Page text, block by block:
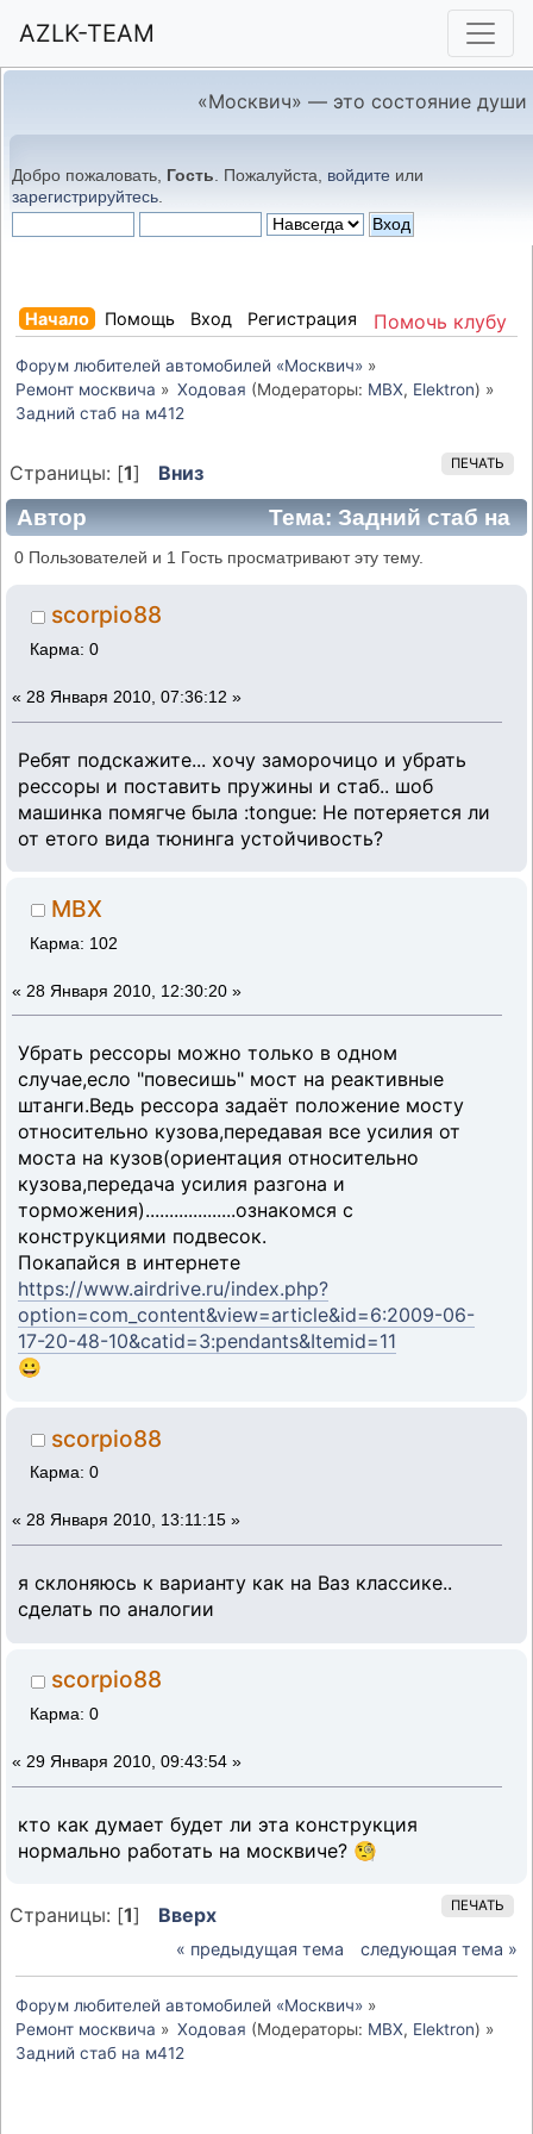
AZLK-TEAM
«Москвич» — это состояние души
Добро пожаловать, Гость . Пожалуйста, войдите или
зарегистрируйтесь
Помочь клубу
Начало Помощь Вход Регистрация
Форум любителей автомобилей «Москвич» »
Ремонт москвича » Ходовая (Модераторы: MBX, Elektron) »
Задний стаб на м412
ПЕЧАТЬ
Страницы: [1] Вниз
Автор
Тема: Задний стаб на
м412 (Прочитано 2420 раз)
0 Пользователей и 1 Гость просматривают эту тему.
scorpio88
Карма: 0
« 28 Января 2010, 07:36:12 »
Ребят подскажите... хочу заморочицо и убрать
рессоры и поставить пружины и стаб.. шоб
машинка помягче была :tongue: Не потеряется ли
от етого вида тюнинга устойчивость?
MBX
Карма: 102
« 28 Января 2010, 12:30:20 »
Убрать рессоры можно только в одном
случае,есло "повесишь" мост на реактивные
штанги.Ведь рессора задаёт положение мосту
относительно кузова,передавая все усилия от
моста на кузов(ориентация относительно
кузова,передача усилия разгона и
торможения)...................ознакомся с
конструкциями подвесок.
Покапайся в интернете
https://www.airdrive.ru/index.php?
option=com_content&view=article&id=6:2009-06-
17-20-48-10&catid=3:pendants&Itemid=11
😀
scorpio88
Карма: 0
« 28 Января 2010, 13:11:15 »
я склоняюсь к варианту как на Ваз классике..
сделать по аналогии
scorpio88
Карма: 0
« 29 Января 2010, 09:43:54 »
кто как думает будет ли эта конструкция
нормально работать на москвиче? 🧐
ПЕЧАТЬ
Страницы: [1] Вверх
« предыдущая тема следующая тема »
Форум любителей автомобилей «Москвич» »
Ремонт москвича » Ходовая (Модераторы: MBX, Elektron) »
Задний стаб на м412